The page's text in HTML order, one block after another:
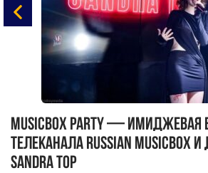
MUSICBOX PARTY — имиджевая
телеканала RUSSIAN MUSICBOX
Sandra Top